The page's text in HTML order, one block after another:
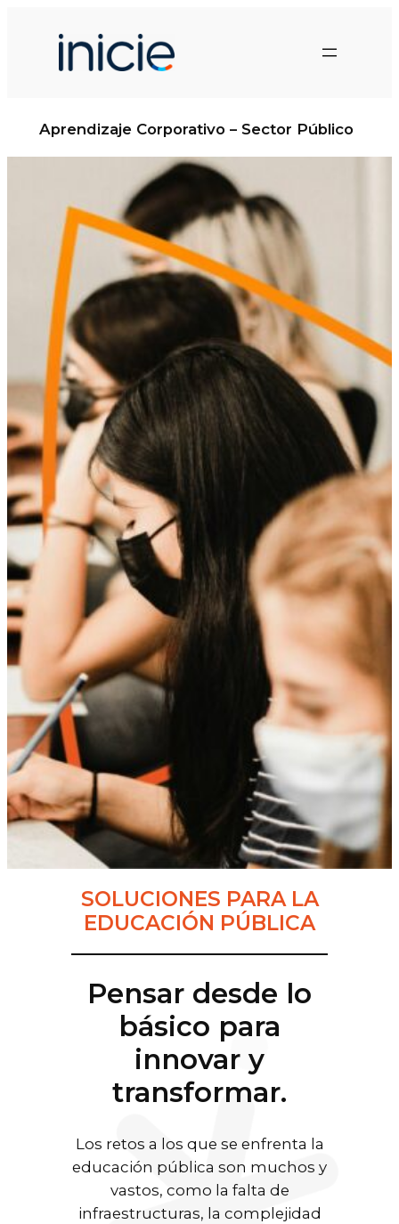
Aprendizaje Corporativo – Sector Público
SOLUCIONES PARA LA
EDUCACIÓN PÚBLICA
Pensar desde lo
básico para
innovar y
transformar.
Los retos a los que se enfrenta la
educación pública son muchos y
vastos, como la falta de
infraestructuras, la complejidad